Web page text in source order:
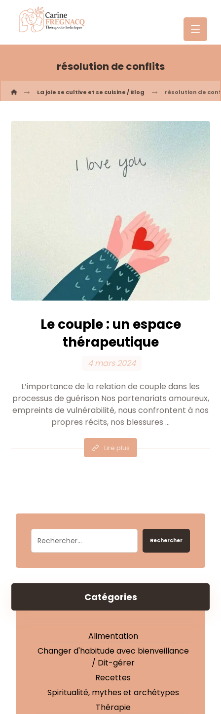
résolution de conflits
La joie se cultive et se cuisine / Blog résolution de
Le couple : un espace
thérapeutique
4 mars 2024
L’importance de la relation de couple dans les
processus de guérison Nos partenariats amoureux,
empreints de vulnérabilité, nous confrontent à nos
propres récits, nos blessures ...
Lire plus
Rechercher
Catégories
Alimentation
Changer d'habitude avec bienveillance
/ Dit-gérer
Recettes
Spiritualité, mythes et archétypes
Thérapie